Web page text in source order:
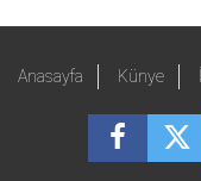
Anasayfa Künye